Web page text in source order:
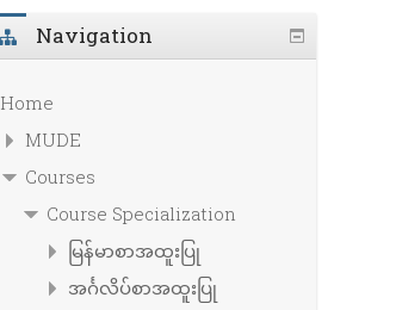
Navigation
Home
MUDE
Courses
Course Specialization
မြန်မာစာအထူးပြု
အင်္ဂလိပ်စာအထူးပြု